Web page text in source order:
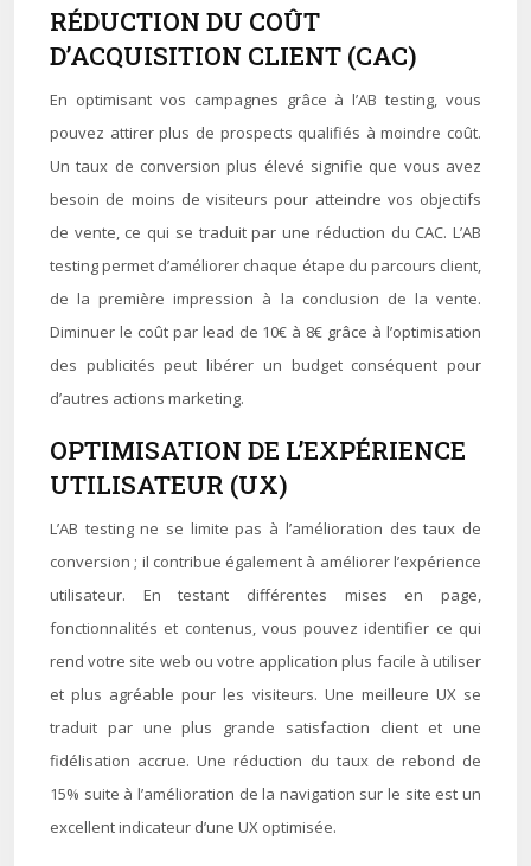
RÉDUCTION DU COÛT
D’ACQUISITION CLIENT (CAC)
En optimisant vos campagnes grâce à l’AB testing, vous
pouvez attirer plus de prospects qualifiés à moindre coût.
Un taux de conversion plus élevé signifie que vous avez
besoin de moins de visiteurs pour atteindre vos objectifs
de vente, ce qui se traduit par une réduction du CAC. L’AB
testing permet d’améliorer chaque étape du parcours client,
de la première impression à la conclusion de la vente.
Diminuer le coût par lead de 10€ à 8€ grâce à l’optimisation
des publicités peut libérer un budget conséquent pour
d’autres actions marketing.
OPTIMISATION DE L’EXPÉRIENCE
UTILISATEUR (UX)
L’AB testing ne se limite pas à l’amélioration des taux de
conversion ; il contribue également à améliorer l’expérience
utilisateur. En testant différentes mises en page,
fonctionnalités et contenus, vous pouvez identifier ce qui
rend votre site web ou votre application plus facile à utiliser
et plus agréable pour les visiteurs. Une meilleure UX se
traduit par une plus grande satisfaction client et une
fidélisation accrue. Une réduction du taux de rebond de
15% suite à l’amélioration de la navigation sur le site est un
excellent indicateur d’une UX optimisée.